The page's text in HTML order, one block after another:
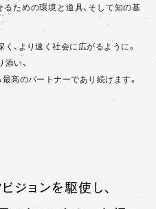
ための環境と道具、そして知の基
、より速く社会に広がるように。
い、
高のパートナーであり続けます。
ジョンを駆使し、